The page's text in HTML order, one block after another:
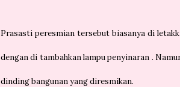
Prasasti peresmian tersebut biasanya di
dengan di tambahkan lampu penyinaran .
dinding bangunan yang diresmikan.